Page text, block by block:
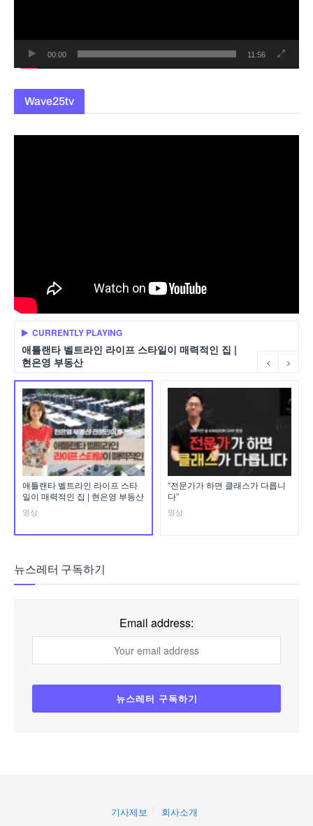
00:00 11:56
Wave25tv
CURRENTLY PLAYING
애틀랜타 벨트라인 라이프 스타일이 매력적인 집 |
현은영 부동산
애틀랜타 벨트라인 라이프 스타
일이 매력적인 집 | 현은영 부동산
영상
“전문가가 하면 클래스가 다릅니
다”
영상
뉴스레터 구독하기
Email address:
기사제보 회사소개